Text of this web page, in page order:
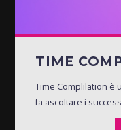
TIME
Time Complilation è
fa ascoltare i